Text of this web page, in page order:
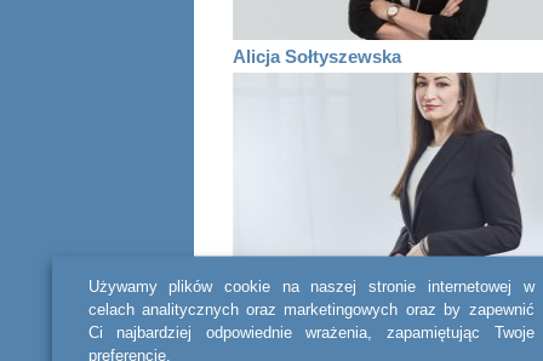
Alicja Sołtyszewska
UDOSTĘPNIJ
Używamy plików cookie na naszej stronie internetowej w
celach analitycznych oraz marketingowych oraz by zapewnić
Ci najbardziej odpowiednie wrażenia, zapamiętując Twoje
preferencje.